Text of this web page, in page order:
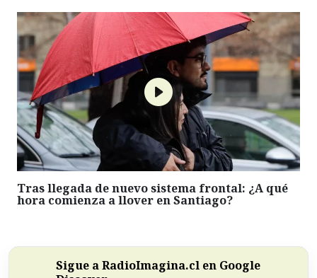
Tras llegada de nuevo sistema frontal: ¿A qué
hora comienza a llover en Santiago?
Sigue a RadioImagina.cl en Google